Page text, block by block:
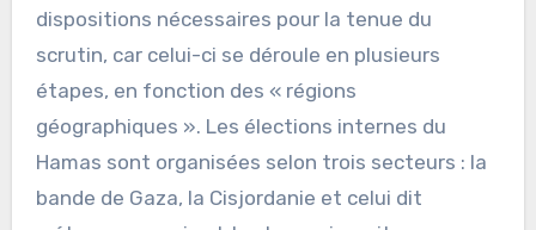
dispositions nécessaires pour la tenue du
scrutin, car celui-ci se déroule en plusieurs
étapes, en fonction des « régions
géographiques ». Les élections internes du
Hamas sont organisées selon trois secteurs : la
bande de Gaza, la Cisjordanie et celui dit